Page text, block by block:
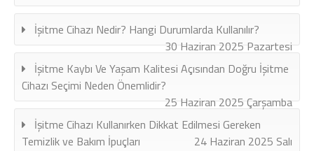
İşitme Cihazı Nedir? Hangi Durumlarda Kullanılır?
30 Haziran 2025 Pazartesi
İşitme Kaybı Ve Yaşam Kalitesi Açısından Doğru İşitme
Cihazı Seçimi Neden Önemlidir?
25 Haziran 2025 Çarşamba
İşitme Cihazı Kullanırken Dikkat Edilmesi Gereken
Temizlik ve Bakım İpuçları
24 Haziran 2025 Salı